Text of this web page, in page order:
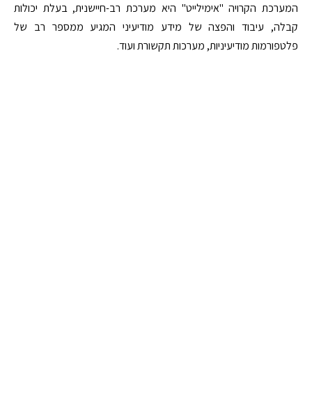
המערכת הקרויה "אימילייט" היא מערכת רב-חיישנית, בעלת יכולות
קבלה, עיבוד והפצה של מידע מודיעיני המגיע ממספר רב של
פלטפורמות מודיעיניות, מערכות תקשורת ועוד.